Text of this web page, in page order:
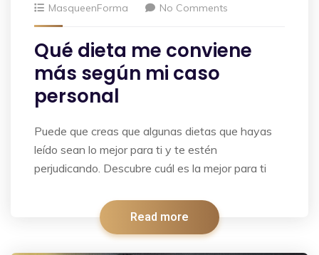
MasqueenForma
No Comments
Qué dieta me conviene
más según mi caso
personal
Puede que creas que algunas dietas que hayas
leído sean lo mejor para ti y te estén
perjudicando. Descubre cuál es la mejor para ti
Read more